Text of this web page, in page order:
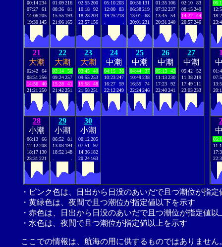
00:14234
07:27
61
14:06205
19:30 145
01:09216
08:36
81
15:55 193
21:06 165
02:55200
10:18
92
18:28203
23:57 156
05:10203
12:00
83
19:25218
00:56 131
06:38219
13:01
68
20:01 231
01:35 106
07:32237
13:45
54
20:31 240
02:10
83
08:15249
14:22
44
20:57246
21
大潮
02:42
64
08:51 256
14:56
40
21:21 250
22
大潮
03:14
50
09:24257
15:28
41
21:42251
23
大潮
03:45
40
09:55253
15:58
48
21:58251
24
中潮
04:15
36
10:23247
16:27
59
22:12249
25
中潮
04:44
37
10:49238
16:55
74
22:24246
26
中潮
05:13
43
11:13230
17:23
92
22:40241
27
中潮
05:42
52
11:38219
17:49 111
23:03233
28
小潮
06:13
66
12:12208
18:17 130
23:31 221
29
小潮
06:52
81
13:03 194
18:52 148
30
小潮
00:12205
07:51
97
14:36 182
20:24 163
・ピンク色は、日出から日没のあいだで且つ潮位が指
・黄緑色は、夜間で且つ潮位が指定値以下を示す
・赤色は、日出から日没のあいだで且つ潮位が指定値以
・水色は、夜間で且つ潮位が指定値以上を示す
ここでの情報は、航海の用に供するものではありませ